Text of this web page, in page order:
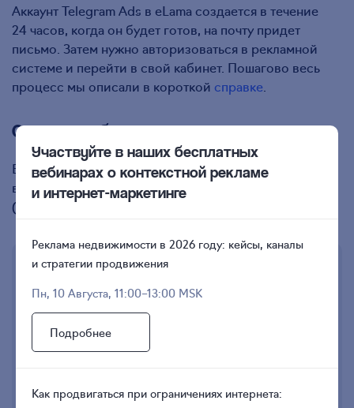
Аккаунт Telegram Ads в eLama создается в течение
24 часов, когда он будет готов, на почту придет
письмо. Затем нужно авторизоваться в рекламной
системе и перейти в свой кабинет. Пошагово весь
процесс мы описали в короткой справке
Создаем объявление
В аккаунте системы выберите организацию, а затем
в появившемся окне нажмите кнопку Create a new ad
(Создать новое объявление).
Участвуйте в наших бесплатных
вебинарах о контекстной рекламе
и интернет-маркетинге
Реклама недвижимости в 2026 году: кейсы, каналы
и стратегии продвижения
Пн, 10 Августа, 11:00–13:00 MSK
Подробнее
Как продвигаться при ограничениях интернета: